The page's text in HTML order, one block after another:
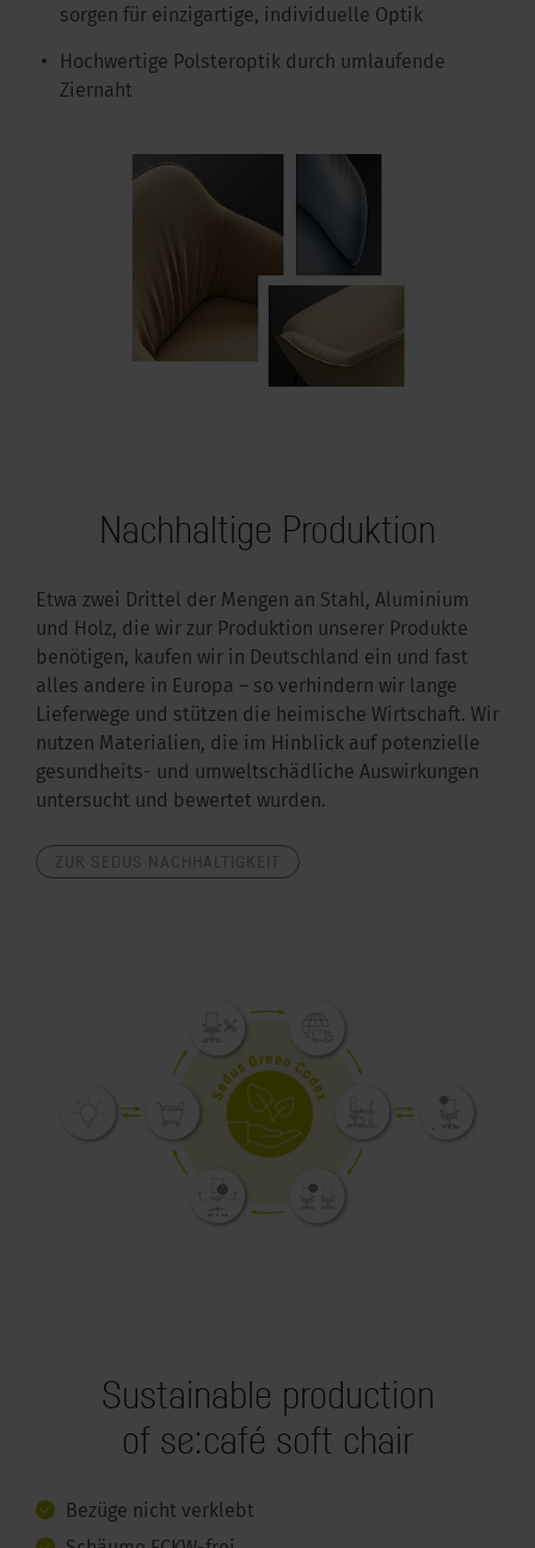
sorgen für einzigartige, individuelle Optik
Hochwertige Polsteroptik durch umlaufende
Ziernaht
Nachhaltige Produktion
Etwa zwei Drittel der Mengen an Stahl, Aluminium
und Holz, die wir zur Produktion unserer Produkte
benötigen, kaufen wir in Deutschland ein und fast
alles andere in Europa – so verhindern wir lange
Lieferwege und stützen die heimische Wirtschaft. Wir
nutzen Materialien, die im Hinblick auf potenzielle
gesundheits- und umweltschädliche Auswirkungen
untersucht und bewertet wurden.
Sustainable production
of se:café soft chair
Bezüge nicht verklebt